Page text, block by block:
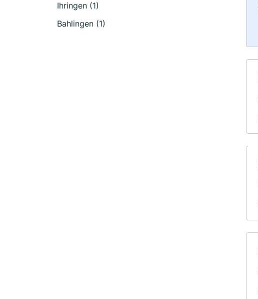
Ihringen (1)
Bahlingen (1)